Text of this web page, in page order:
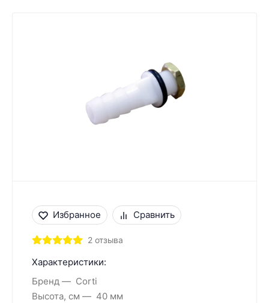
Избранное Сравнить
2 отзыва
Характеристики:
Бренд
Corti
Высота, см
40 мм